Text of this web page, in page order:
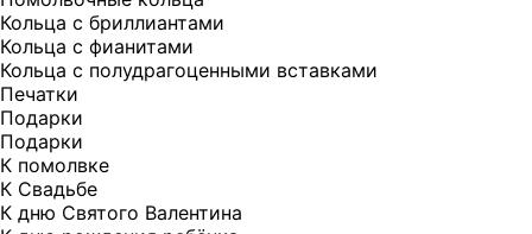
Кольца с бриллиантами
Кольца с фианитами
Кольца с полудрагоценными вставками
Печатки
Подарки
Подарки
К помолвке
К Свадьбе
К дню Святого Валентина